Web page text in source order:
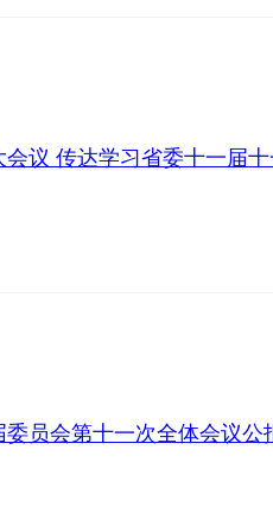
议 传达学习省委十一届
员会第十一次全体会议公